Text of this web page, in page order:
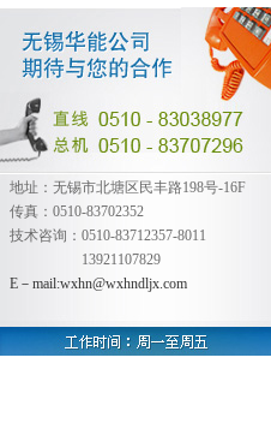
地址：无锡市北塘区民丰路198号-16F
传真：0510-83702352
技术咨询：0510-83712357-8011
13921107829
E－mail:wxhn@wxhndljx.com